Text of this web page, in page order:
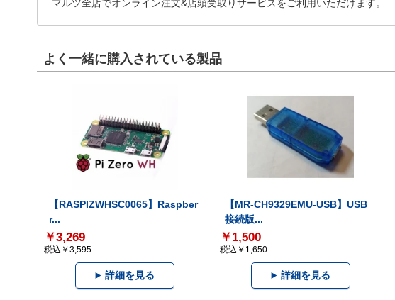
マルツ全店でオンライン注文&店頭受取りサービスをご利用いただけます。
よく一緒に購入されている製品
【RASPIZWHSC0065】Raspber
r...
￥3,269
税込￥3,595
詳細を見る
【MR-CH9329EMU-USB】USB
接続版...
￥1,500
税込￥1,650
詳細を見る